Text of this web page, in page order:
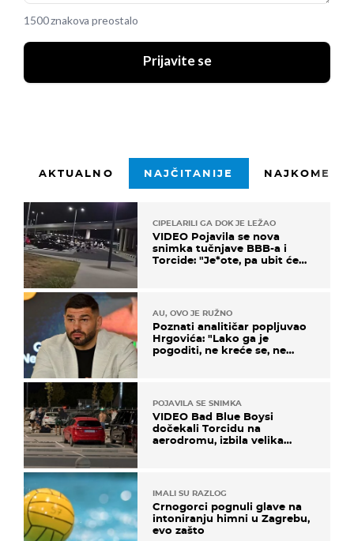
1500 znakova preostalo
Prijavite se
AKTUALNO NAJČITANIJE
CIPELARILI GA DOK JE LEŽAO
VIDEO Pojavila se nova
snimka tučnjave BBB-a i
Torcide: "Je*ote, pa ubit će
AU, OVO JE RUŽNO
Poznati analitičar popljuvao
Hrgovića: "Lako ga je
pogoditi, ne kreće se, ne
POJAVILA SE SNIMKA
VIDEO Bad Blue Boysi
dočekali Torcidu na
aerodromu, izbila velika
IMALI SU RAZLOG
Crnogorci pognuli glave na
intoniranju himni u Zagrebu,
evo zašto